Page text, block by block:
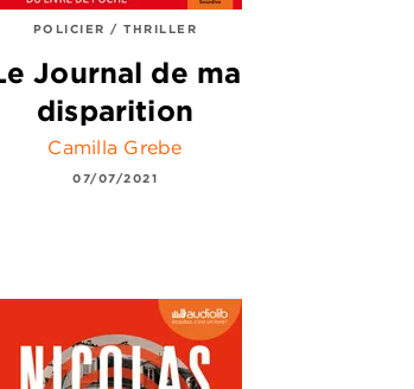
POLICIER / THRILLER
Journal de ma
disparition
Camilla Grebe
07/07/2021